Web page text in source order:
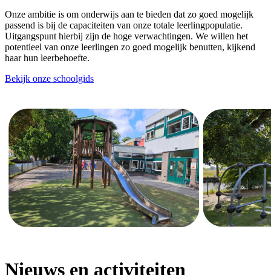
Onze ambitie is om onderwijs aan te bieden dat zo goed mogelijk
passend is bij de capaciteiten van onze totale leerlingpopulatie.
Uitgangspunt hierbij zijn de hoge verwachtingen. We willen het
potentieel van onze leerlingen zo goed mogelijk benutten, kijkend
haar hun leerbehoefte.
Bekijk onze schoolgids
Nieuws en activiteiten